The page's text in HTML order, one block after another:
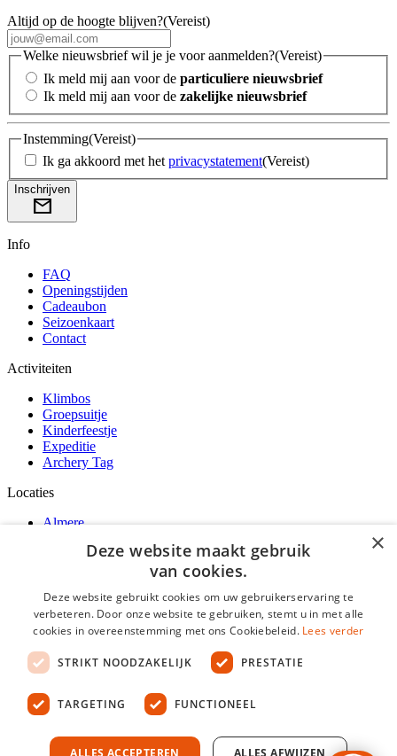
Altijd op de hoogte blijven?(Vereist)
Welke nieuwsbrief wil je je voor aanmelden?(Vereist)
Ik meld mij aan voor de particuliere nieuwsbrief
Ik meld mij aan voor de zakelijke nieuwsbrief
Instemming(Vereist)
Ik ga akkoord met hetprivacystatement(Vereist)
Inschrijven
mail
Info
FAQ
Openingstijden
Cadeaubon
Seizoenkaart
Contact
Activiteiten
Klimbos
Groepsuitje
Kinderfeestje
Expeditie
Archery Tag
Locaties
Almere
Rotterdam
Fun Forest
Over ons
Socials
×
Deze website maakt gebruik
van cookies.
Deze website gebruikt cookies om uw gebruikerservaring te
verbeteren. Door onze website te gebruiken, stemt u in met alle
cookies in overeenstemming met ons Cookiebeleid. Lees verder
STRIKT NOODZAKELIJK PRESTATIE
TARGETING FUNCTIONEEL
ALLES ACCEPTEREN ALLES AFWIJZEN